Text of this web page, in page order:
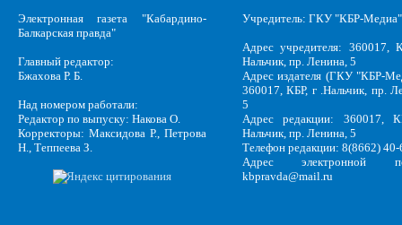
Электронная газета "Кабардино-
Балкарская правда"
Главный редактор:
Бжахова Р. Б.
Над номером работали:
Редактор по выпуску: Накова О.
Корректоры: Максидова Р., Петрова
Н., Теппеева З.
Учредитель: ГКУ "КБР-Медиа"
Адрес учредителя: 360017,
Нальчик, пр. Ленина, 5
Адрес издателя (ГКУ "КБР-
360017, КБР, г .Нальчик, пр.
5
Адрес редакции: 360017,
Нальчик, пр. Ленина, 5
Телефон редакции: 8(8662)
Адрес электронной
kbpravda@mail.ru